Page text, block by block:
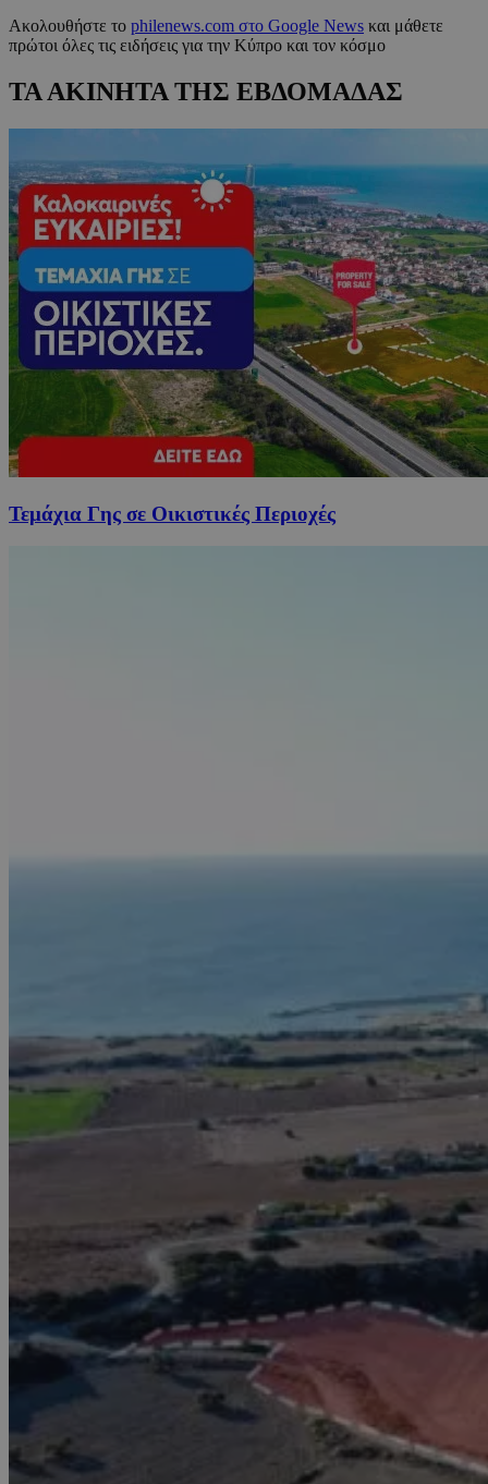
Ακολουθήστε το philenews.com στο Google News και μάθετε
πρώτοι όλες τις ειδήσεις για την Κύπρο και τον κόσμο
ΤΑ ΑΚΙΝΗΤΑ ΤΗΣ ΕΒΔΟΜΑΔΑΣ
Τεμάχια Γης σε Οικιστικές Περιοχές